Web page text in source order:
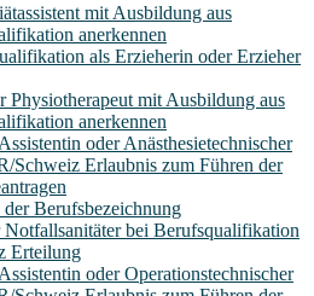
mit Ausbildung aus
anerkennen
als Erzieherin oder Erzieher
Physiotherapeut mit Ausbildung aus
anerkennen
oder Anästhesietechnischer
Schweiz Erlaubnis zum Führen der
Berufsbezeichnung
bei Berufsqualifikation
Erteilung
oder Operationstechnischer